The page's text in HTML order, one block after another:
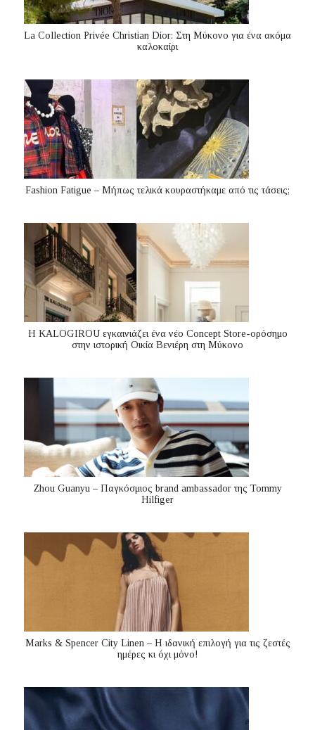
La Collection Privée Christian Dior: Στη Μύκονο για ένα ακόμα
καλοκαίρι
Fashion Fatigue – Μήπως τελικά κουραστήκαμε από τις τάσεις;
Η KALOGIROU εγκαινιάζει ένα νέο Concept Store-ορόσημο
στην ιστορική Οικία Βενιέρη στη Μύκονο
Zhou Guanyu – Παγκόσμιος brand ambassador της Tommy
Hilfiger
Marks & Spencer City Linen – Η ιδανική επιλογή για τις ζεστές
ημέρες κι όχι μόνο!